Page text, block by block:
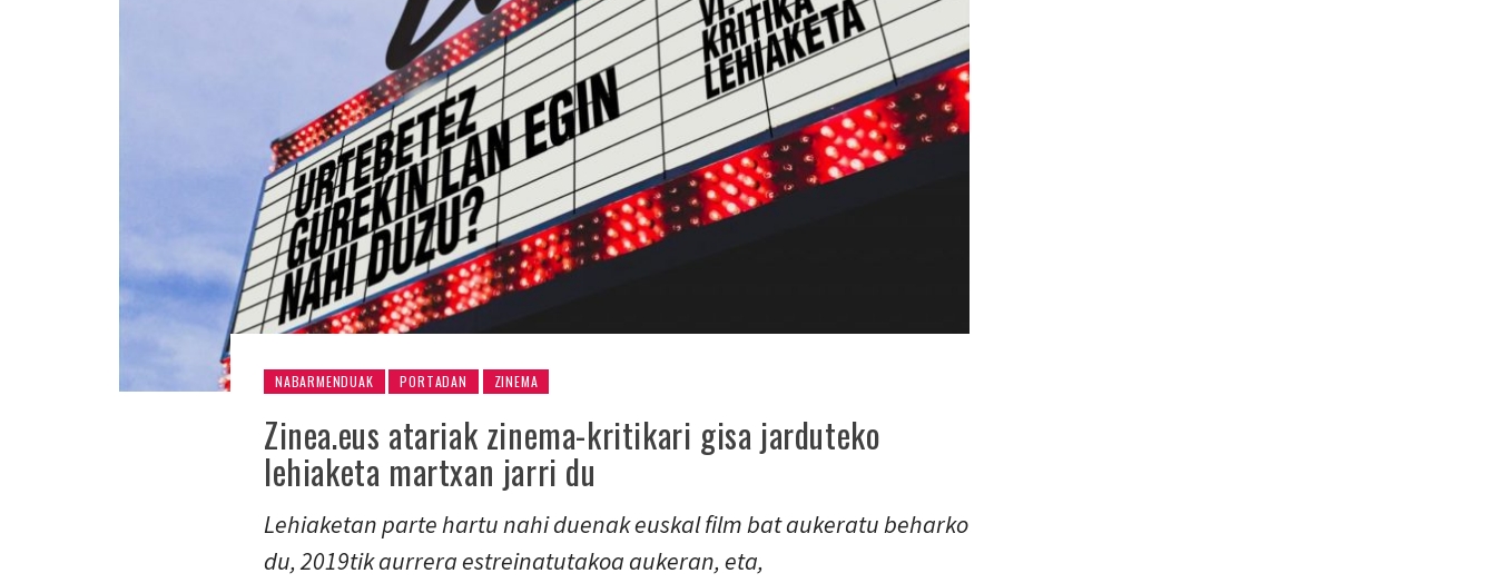
NABARMENDUAK PORTADAN ZINEMA
Zinea.eus atariak zinema-kritikari gisa jarduteko
lehiaketa martxan jarri du
Lehiaketan parte hartu nahi duenak euskal film bat aukeratu beharko
du, 2019tik aurrera estreinatutakoa aukeran, eta,